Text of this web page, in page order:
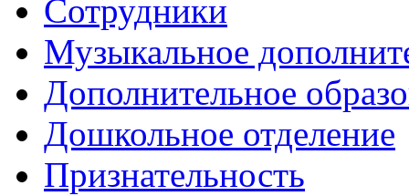
Сотрудники
Музыкальное
Дополнительное
Дошкольное отделение
Признательность